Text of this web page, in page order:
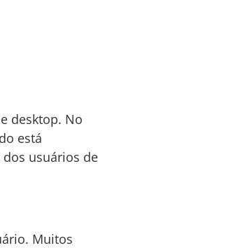
desktop. No
está
usuários de
Muitos